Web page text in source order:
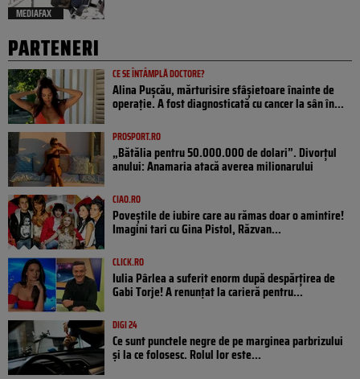
MEDIAFAX
PARTENERI
CE SE ÎNTÂMPLĂ DOCTORE?
Alina Pușcău, mărturisire sfâșietoare înainte de
operație. A fost diagnosticată cu cancer la sân în...
PROSPORT.RO
„Bătălia pentru 50.000.000 de dolari”. Divorțul
anului: Anamaria atacă averea milionarului
CIAO.RO
Poveştile de iubire care au rămas doar o amintire!
Imagini tari cu Gina Pistol, Răzvan...
CLICK.RO
Iulia Pârlea a suferit enorm după despărțirea de
Gabi Torje! A renunțat la carieră pentru...
DIGI 24
Ce sunt punctele negre de pe marginea parbrizului
și la ce folosesc. Rolul lor este...